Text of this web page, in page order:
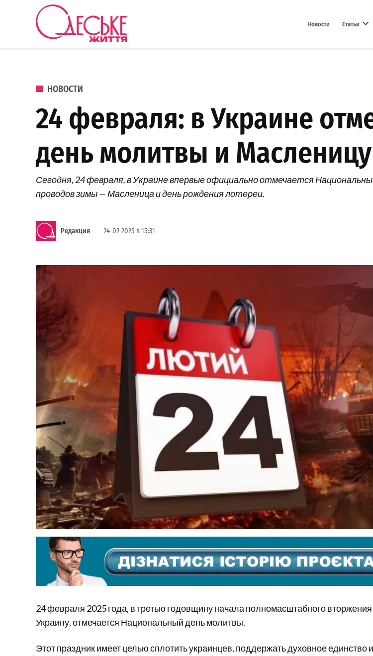
Перейти к содержанию
Новости Статьи
ОПУБЛИКОВАНО В
НОВОСТИ
24 февраля: в Украине
день молитвы и Масленицу
Сегодня, 24 февраля, в Украине впервые официально отмечается
проводов зимы — Масленица и день рождения лотереи.
Редакция 24-02-2025 в 15:31
24 февраля 2025 года, в третью годовщину начала полномасштабного вторжения
Украину, отмечается Национальный день молитвы.
Этот праздник имеет целью сплотить украинцев, поддержать духовное единство